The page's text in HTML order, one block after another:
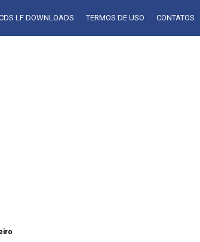
LF DOWNLOADS TERMOS DE USO CONTATOS